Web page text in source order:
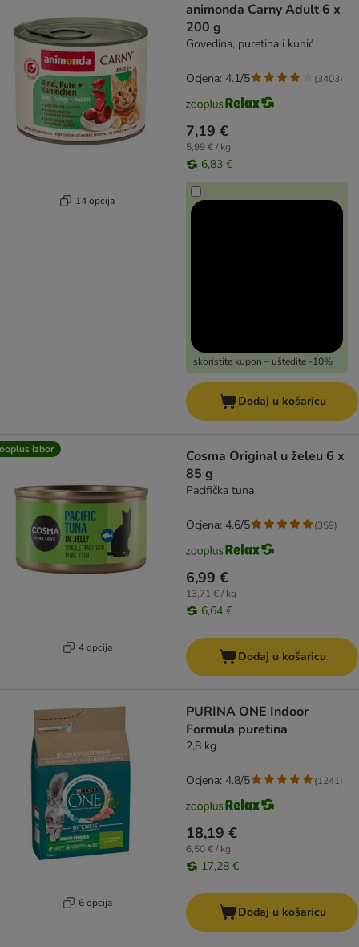
14 opcija
animonda Carny Adult 6 x
200 g
Govedina, puretina i kunić
7,19 €
5,99 € / kg
6,83 €
Iskoristite kupon – uštedite -10%
Ocjena: 4.1/5 (3403)
Dodaj u košaricu
izbor
4 opcija
Cosma Original u želeu 6 x
85 g
Pacifička tuna
6,99 €
13,71 € / kg
6,64 €
Ocjena: 4.6/5 (359)
Dodaj u košaricu
6 opcija
PURINA ONE Indoor
Formula puretina
2,8 kg
18,19 €
6,50 € / kg
17,28 €
Ocjena: 4.8/5 (1241)
Dodaj u košaricu